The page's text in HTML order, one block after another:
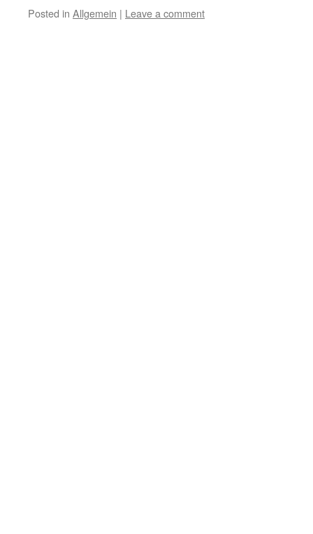
Posted in Allgemein | Leave a comment